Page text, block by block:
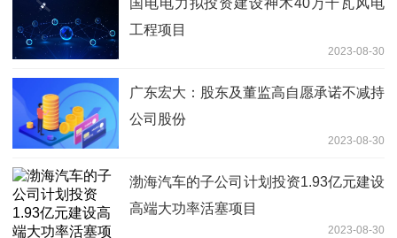
国电电力拟投资建设神木40万千瓦风电
工程项目
2023-08-30
广东宏大：股东及董监高自愿承诺不减持
公司股份
2023-08-30
渤海汽车的子公司计划投资1.93亿元建设
高端大功率活塞项目
2023-08-30